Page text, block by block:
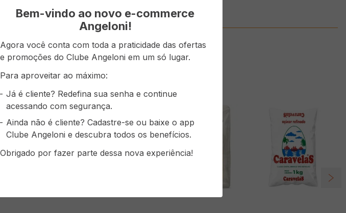
110g
Bem-vindo ao novo e-commerce
Angeloni!
Agora você conta com toda a praticidade das ofertas
e promoções do Clube Angeloni em um só lugar.
Para aproveitar ao máximo:
Já é cliente? Redefina sua senha e continue
acessando com segurança.
Ainda não é cliente? Cadastre-se ou baixe o app
Clube Angeloni e descubra todos os benefícios.
Obrigado por fazer parte dessa nova experiência!